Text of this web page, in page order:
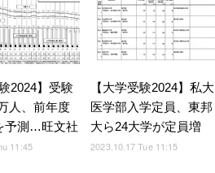
2024】受験
人、前年度
予測…旺文社
11:45
【大学受験2024】私大
医学部入学定員、東邦
大ら24大学が定員増
2023.10.17 Tue 11:15